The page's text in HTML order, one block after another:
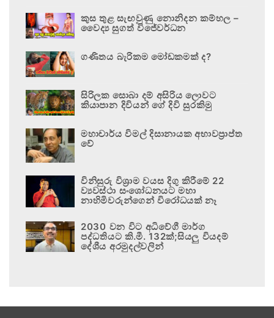
කුස තුළ සැඟවුණු නොනිදන කම්හල –
වෛද්‍ය සුගත් විජේවර්ධන
ගණිතය බැරිකම මෝඩකමක් ද?
සිරිලක සොබා දම් අසිරිය ලොවට
කියාපාන දිවියන් ගේ දිවි සුරකිමු
මහාචාර්ය විමල් දිසානායක අභාවප්‍රාප්ත
වේ
විනිසුරු විශ්‍රාම වයස දිගු කිරීමේ 22
ව්‍යවස්ථා සංශෝධනයට මහා
නාහිමිවරුන්ගෙන් විරෝධයක් නෑ
2030 වන විට අධිවේගී මාර්ග
පද්ධතියට කි.මී. 132ක්;සියලු වියදම්
දේශීය අරමුදල්වලින්